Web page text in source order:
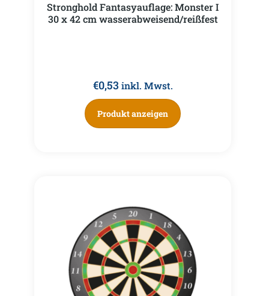
Stronghold Fantasyauflage: Monster I
30 x 42 cm wasserabweisend/reißfest
€0,53 inkl. Mwst.
Produkt anzeigen